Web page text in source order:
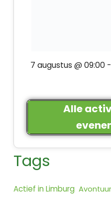
7 augustus @ 09:00-
Alle
Tags
Actief in Limburg Avontuur